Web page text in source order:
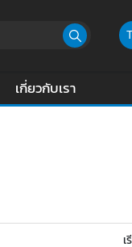
เกี่ยวกับเรา
เ